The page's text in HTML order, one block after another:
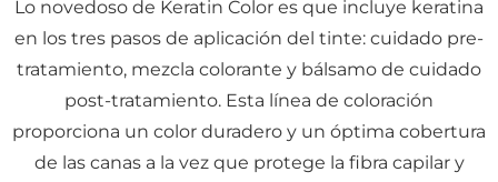
Lo novedoso de Keratin Color es que incluye keratina
en los tres pasos de aplicación del tinte: cuidado pre-
tratamiento, mezcla colorante y bálsamo de cuidado
post-tratamiento. Esta línea de coloración
proporciona un color duradero y un óptima cobertura
de las canas a la vez que protege la fibra capilar y